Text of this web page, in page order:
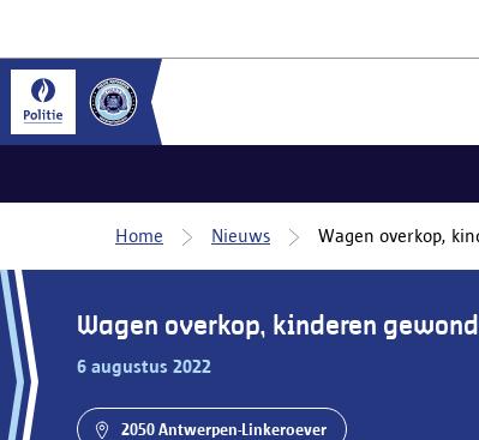
Home Nieuws Wagen overkop,
Wagen overkop, kinderen gewond
6 augustus 2022
2050 Antwerpen-Linkeroever